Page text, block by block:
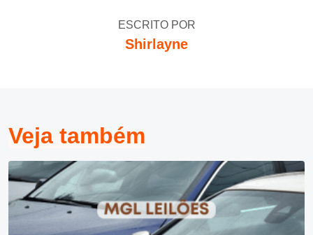
ESCRITO POR
Shirlayne
Veja também